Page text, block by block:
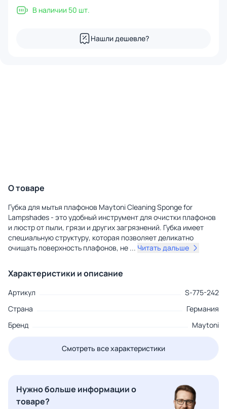
В наличии 50 шт.
Нашли дешевле?
О товаре
Губка для мытья плафонов Maytoni Cleaning Sponge for
Lampshades - это удобный инструмент для очистки плафонов
и люстр от пыли, грязи и других загрязнений. Губка имеет
специальную структуру, которая позволяет деликатно
очищать поверхность плафонов, не ... Читать дальше
Характеристики и описание
Артикул
S-775-242
Страна
Германия
Бренд
Maytoni
Смотреть все характеристики
Нужно больше информации о
товаре?